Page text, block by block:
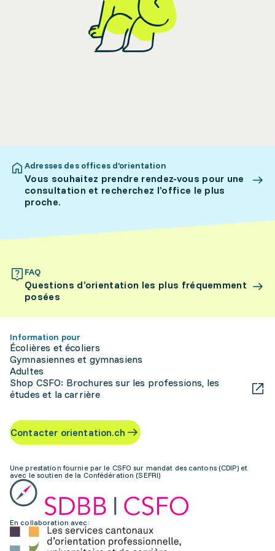
Adresses des offices d’orientation
Vous souhaitez prendre rendez-vous pour une
consultation et recherchez l’office le plus
proche.
FAQ
Questions d’orientation les plus fréquemment
posées
Information pour
Écolières et écoliers
Gymnasiennes et gymnasiens
Adultes
Shop CSFO: Brochures sur les professions, les
études et la carrière
Contacter orientation.ch
Une prestation fournie par le CSFO sur mandat des cantons (CDIP) et
avec le soutien de la Confédération (SEFRI)
En collaboration avec: